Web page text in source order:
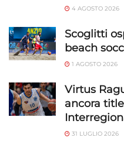
4 AGOSTO 2026
Scoglitti
beach
1 AGOSTO 2026
Virtus
ancora
31 LUGLIO 2026